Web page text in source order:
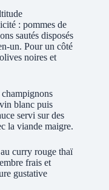
: pommes de
sautés disposés
un. Pour un côté
noires et
blanc puis
servi sur des
la viande maigre.
curry rouge thaï
frais et
gustative